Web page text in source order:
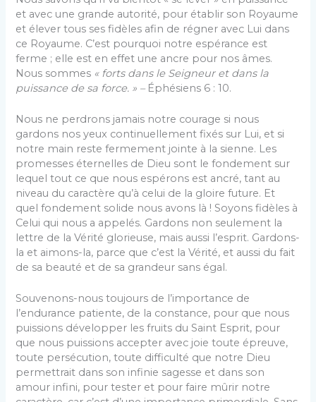
et avec une grande autorité, pour établir son Royaume
et élever tous ses fidèles afin de régner avec Lui dans
ce Royaume. C’est pourquoi notre espérance est
ferme ; elle est en effet une ancre pour nos âmes.
Nous sommes « forts dans le Seigneur et dans la
puissance de sa force. » –Éphésiens 6 : 10.
Nous ne perdrons jamais notre courage si nous
gardons nos yeux continuellement fixés sur Lui, et si
notre main reste fermement jointe à la sienne. Les
promesses éternelles de Dieu sont le fondement sur
lequel tout ce que nous espérons est ancré, tant au
niveau du caractère qu’à celui de la gloire future. Et
quel fondement solide nous avons là ! Soyons fidèles à
Celui qui nous a appelés. Gardons non seulement la
lettre de la Vérité glorieuse, mais aussi l’esprit. Gardons-
la et aimons-la, parce que c’est la Vérité, et aussi du fait
de sa beauté et de sa grandeur sans égal.
Souvenons-nous toujours de l’importance de
l’endurance patiente, de la constance, pour que nous
puissions développer les fruits du Saint Esprit, pour
que nous puissions accepter avec joie toute épreuve,
toute persécution, toute difficulté que notre Dieu
permettrait dans son infinie sagesse et dans son
amour infini, pour tester et pour faire mûrir notre